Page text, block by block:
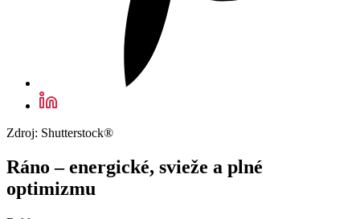
Zdroj: Shutterstock®
Ráno – energické, svieže a plné
optimizmu